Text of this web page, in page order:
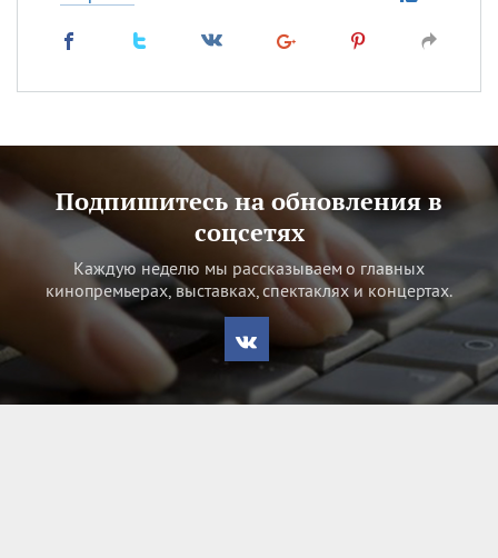
Подпишитесь на обновления в
соцсетях
Каждую неделю мы рассказываем о главных
кинопремьерах, выставках, спектаклях и концертах.